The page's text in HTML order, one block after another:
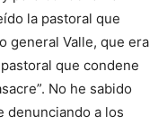
la pastoral que
general Valle, que era
que condene
No he sabido
denunciando a los